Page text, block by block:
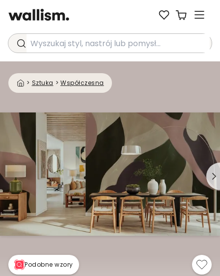
Wyszukaj styl, nastrój lub pomysł...
> Sztuka > Współczesna
Podobne wzory